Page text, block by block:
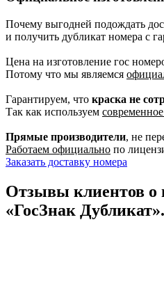
Почему выгодней подождать
и получить дубликат номера с
Цена на изготовление гос
Потому что мы являемся
Гарантируем, что краска не
Так как используем
Прямые производители, не
Работаем официально по
Заказать доставку номера
Отзывы клиентов о
«ГосЗнак Дубликат».